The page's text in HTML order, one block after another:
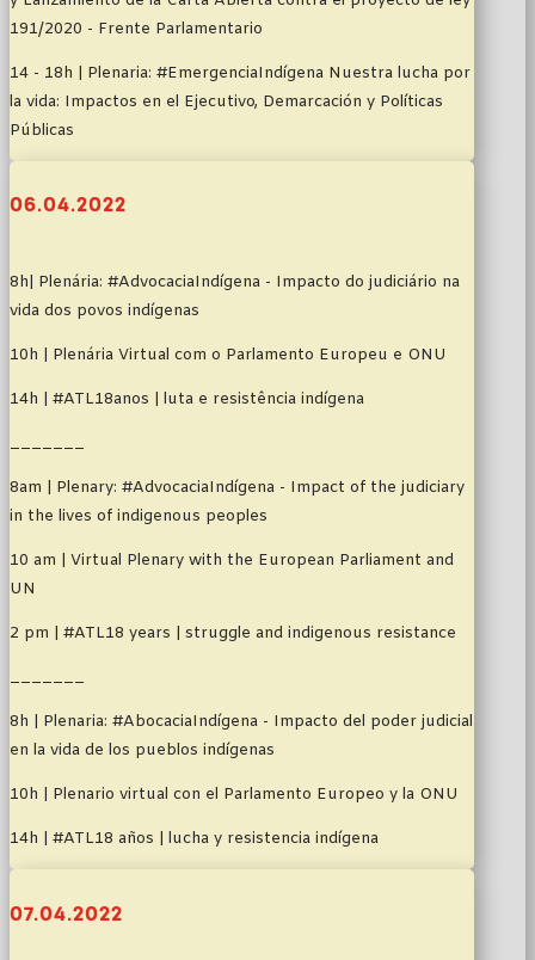
191/2020 - Frente Parlamentario
14 - 18h | Plenaria: #EmergenciaIndígena Nuestra lucha por
la vida: Impactos en el Ejecutivo, Demarcación y Políticas
Públicas
06.04.2022
8h| Plenária: #AdvocaciaIndígena - Impacto do judiciário na
vida dos povos indígenas
10h | Plenária Virtual com o Parlamento Europeu e ONU
14h | #ATL18anos | luta e resistência indígena
_______
8am | Plenary: #AdvocaciaIndígena - Impact of the judiciary
in the lives of indigenous peoples
10 am | Virtual Plenary with the European Parliament and
UN
2 pm | #ATL18 years | struggle and indigenous resistance
_______
8h | Plenaria: #AbocaciaIndígena - Impacto del poder judicial
en la vida de los pueblos indígenas
10h | Plenario virtual con el Parlamento Europeo y la ONU
14h | #ATL18 años | lucha y resistencia indígena
07.04.2022